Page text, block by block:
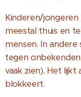
Kinderen/
meestal thuis en
mensen. In
tegen
vaak zien). Het
blokkeert.